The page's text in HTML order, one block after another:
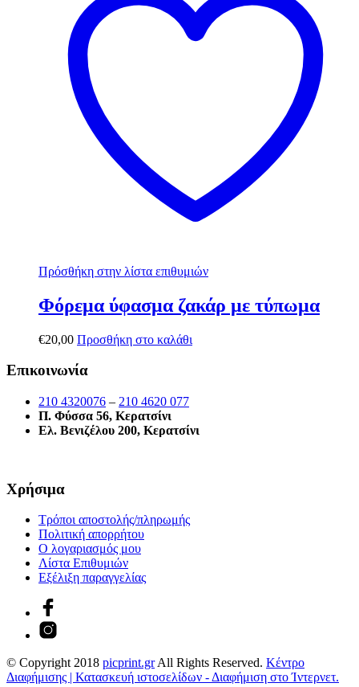
Πρόσθήκη στην λίστα επιθυμιών
Φόρεμα ύφασμα ζακάρ με τύπωμα
€20,00 Προσθήκη στο καλάθι
Επικοινωνία
210 4320076 – 210 4620 077
Π. Φύσσα 56, Κερατσίνι
Ελ. Βενιζέλου 200, Κερατσίνι
Χρήσιμα
Τρόποι αποστολής/πληρωμής
Πολιτική απορρήτου
Ο λογαριασμός μου
Λίστα Επιθυμιών
Εξέλιξη παραγγελίας
© Copyright 2018 picprint.grAll Rights Reserved. Κέντρο
Διαφήμισης | Κατασκευή ιστοσελίδων - Διαφήμιση στο Ίντερνετ.